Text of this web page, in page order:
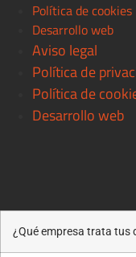
Política de cookies
Desarrollo web
Aviso legal
Política de
Política de
Desarrollo web
¿Qué empresa trata tus